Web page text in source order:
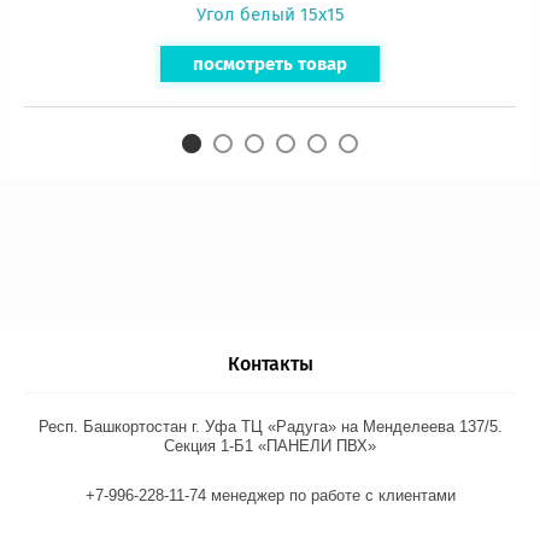
Угол белый 15х15
посмотреть товар
Контакты
Респ. Башкортостан г. Уфа ТЦ «Радуга» на Менделеева 137/5.
Секция 1-Б1 «ПАНЕЛИ ПВХ»
+7-996-228-11-74 менеджер по работе с клиентами